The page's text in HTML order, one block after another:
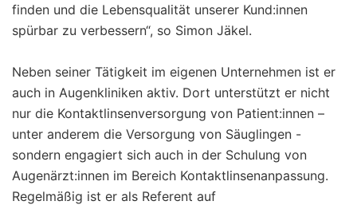
finden und die Lebensqualität unserer Kund:innen
spürbar zu verbessern“, so Simon Jäkel.
Neben seiner Tätigkeit im eigenen Unternehmen ist er
auch in Augenkliniken aktiv. Dort unterstützt er nicht
nur die Kontaktlinsenversorgung von Patient:innen –
unter anderem die Versorgung von Säuglingen -
sondern engagiert sich auch in der Schulung von
Augenärzt:innen im Bereich Kontaktlinsenanpassung.
Regelmäßig ist er als Referent auf